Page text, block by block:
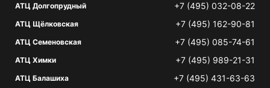
АТЦ Долгопрудный +7 (495) 032-08-22
АТЦ Щёлковская +7 (495) 162-90-81
АТЦ Семеновская +7 (495) 085-74-61
АТЦ Химки +7 (495) 989-21-31
АТЦ Балашиха +7 (495) 431-63-63